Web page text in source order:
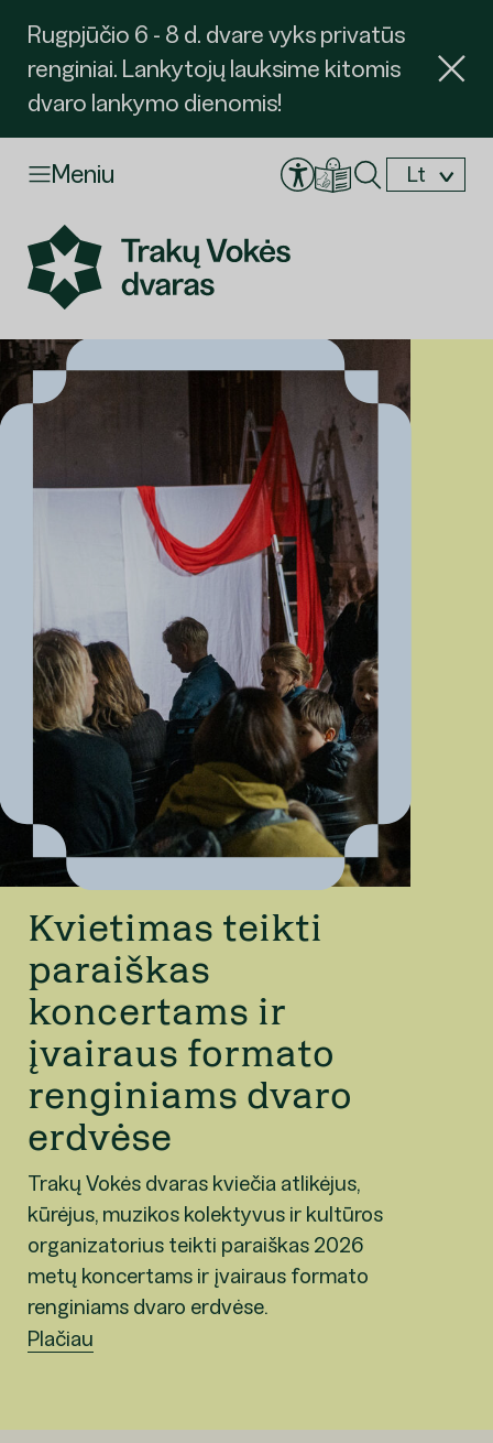
Rugpjūčio 6 - 8 d. dvare vyks privatūs
renginiai. Lankytojų lauksime kitomis
dvaro lankymo dienomis!
Meniu
Lt
Kvietimas teikti
paraiškas
koncertams ir
įvairaus formato
renginiams dvaro
erdvėse
Trakų Vokės dvaras kviečia atlikėjus,
kūrėjus, muzikos kolektyvus ir kultūros
organizatorius teikti paraiškas 2026
metų koncertams ir įvairaus formato
renginiams dvaro erdvėse.
Plačiau
Užsakyti